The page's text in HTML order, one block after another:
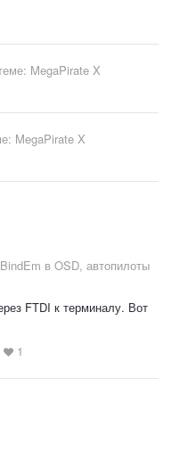
MegaPirate X
MegaPirate X
в OSD, автопилоты
FTDI к терминалу. Вот
1